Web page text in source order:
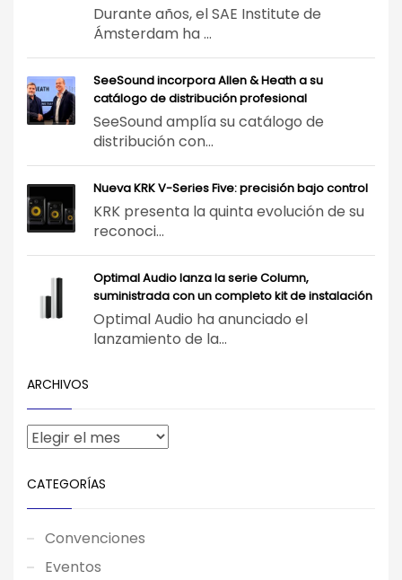
Durante años, el SAE Institute de
Ámsterdam ha ...
SeeSound incorpora Allen & Heath a su
catálogo de distribución profesional
SeeSound amplía su catálogo de
distribución con...
Nueva KRK V-Series Five: precisión bajo control
KRK presenta la quinta evolución de su
reconoci...
Optimal Audio lanza la serie Column,
suministrada con un completo kit de instalación
Optimal Audio ha anunciado el
lanzamiento de la...
ARCHIVOS
CATEGORÍAS
Convenciones
Eventos